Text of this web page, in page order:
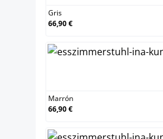
Gris
66,90 €
Marrón
66,90 €